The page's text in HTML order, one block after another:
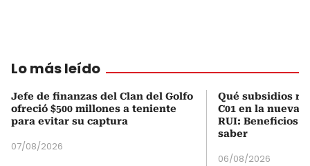
Lo más leído
Jefe de finanzas del Clan del Golfo
ofreció $500 millones a teniente
para evitar su captura
07/08/2026
Qué subsidios
C01 en la nueva
RUI: Beneficios
saber
06/08/2026